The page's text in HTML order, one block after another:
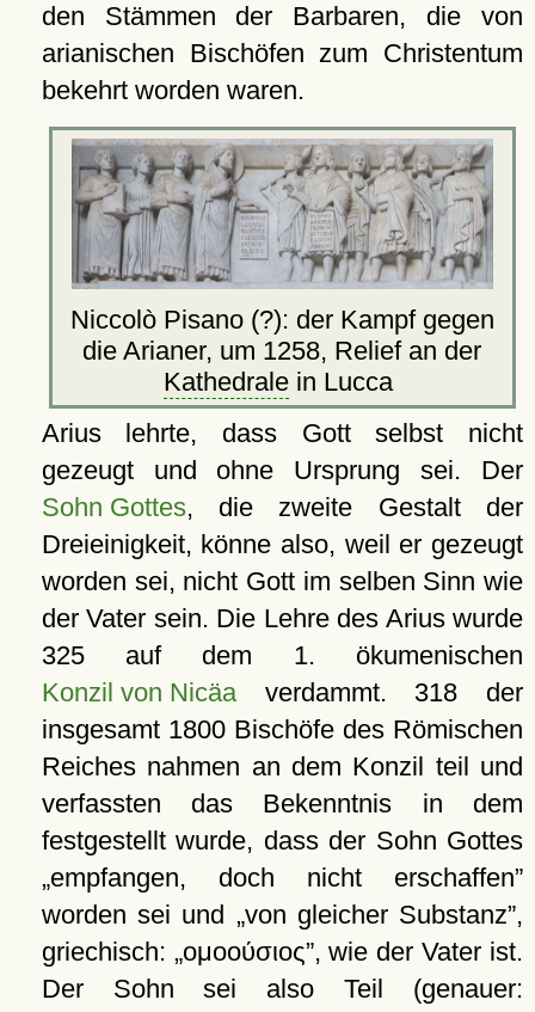
den Stämmen der Barbaren, die von
arianischen Bischöfen zum Christentum
bekehrt worden waren.
Niccolò Pisano (?): der Kampf gegen
die Arianer, um 1258, Relief an der
Kathedrale in Lucca
Arius lehrte, dass Gott selbst nicht
gezeugt und ohne Ursprung sei. Der
Sohn Gottes, die zweite Gestalt der
Dreieinigkeit, könne also, weil er gezeugt
worden sei, nicht Gott im selben Sinn wie
der Vater sein. Die Lehre des Arius wurde
325 auf dem 1. ökumenischen
Konzil von Nicäaverdammt. 318 der
insgesamt 1800 Bischöfe des Römischen
Reiches nahmen an dem Konzil teil und
verfassten das Bekenntnis in dem
festgestellt wurde, dass der Sohn Gottes
empfangen, doch nicht erschaffen
worden sei und
von gleicher Substanz ,
griechisch: ομοούσιος , wie der Vater ist.
Der Sohn sei also Teil (genauer: